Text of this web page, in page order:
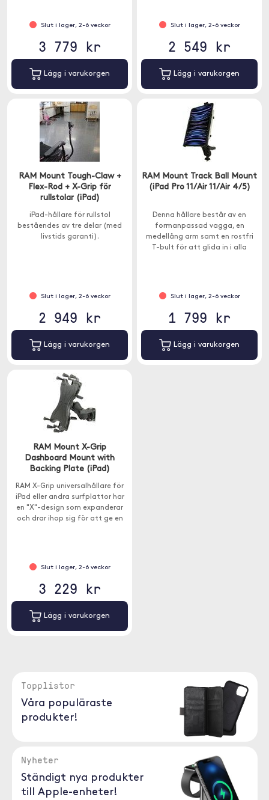
Slut i lager, 2-6 veckor
3 779 kr
Lägg i varukorgen
Slut i lager, 2-6 veckor
2 549 kr
Lägg i varukorgen
RAM Mount Tough-Claw +
Flex-Rod + X-Grip för
rullstolar (iPad)
iPad-hållare för rullstol
beståendes av tre delar (med
livstids garanti).
Slut i lager, 2-6 veckor
2 949 kr
Lägg i varukorgen
RAM Mount Track Ball Mount
(iPad Pro 11/Air 11/Air 4/5)
Denna hållare består av en
formanpassad vagga, en
medellång arm samt en rostfri
T-bult för att glida in i alla
Slut i lager, 2-6 veckor
1 799 kr
Lägg i varukorgen
RAM Mount X-Grip
Dashboard Mount with
Backing Plate (iPad)
RAM X-Grip universalhållare för
iPad eller andra surfplattor har
en "X"-design som expanderar
och drar ihop sig för att ge en
Slut i lager, 2-6 veckor
3 229 kr
Lägg i varukorgen
Topplistor
Våra populäraste
produkter!
Nyheter
Ständigt nya produkter
till Apple-enheter!